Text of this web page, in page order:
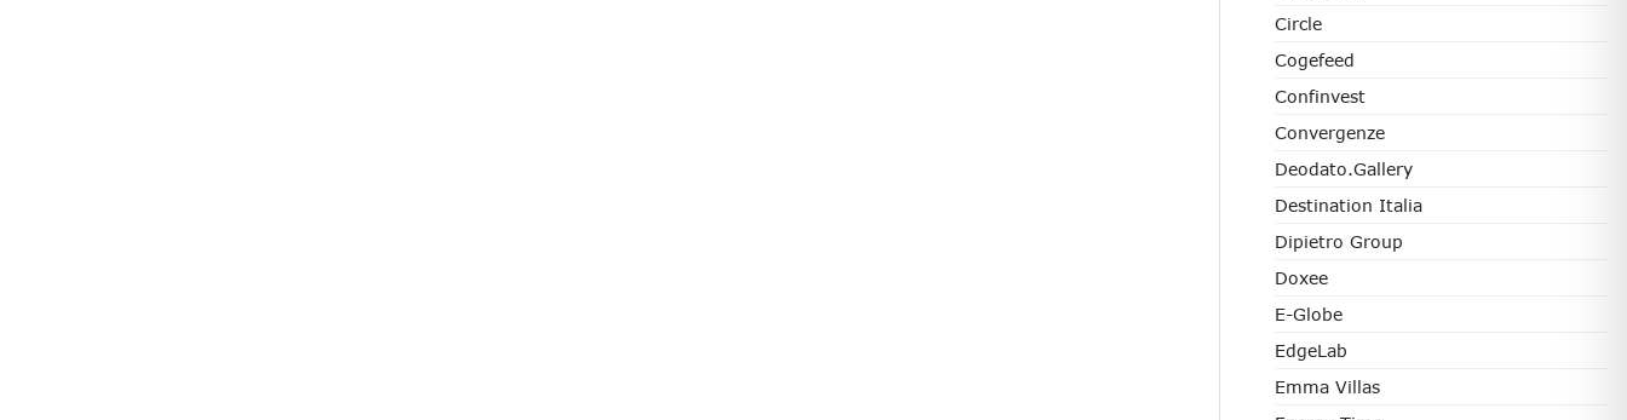
Circle
Cogefeed
Confinvest
Convergenze
Deodato.Gallery
Destination Italia
Dipietro Group
Doxee
E-Globe
EdgeLab
Emma Villas